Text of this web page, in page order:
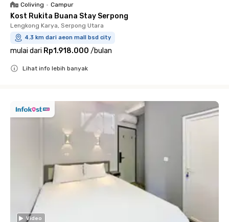
Coliving • Campur
Kost Rukita Buana Stay Serpong
Lengkong Karya, Serpong Utara
4.3 km dari aeon mall bsd city
mulai dari Rp1.918.000 /bulan
Lihat info lebih banyak
Video